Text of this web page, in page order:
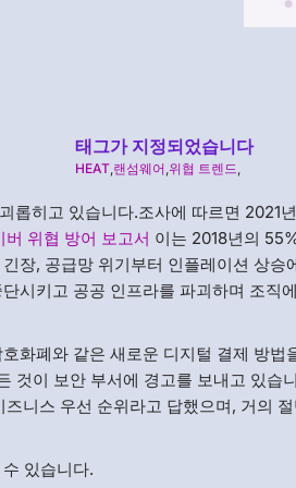
태그가 지정되었습니다
HEAT, 랜섬웨어 위협 트렌드
롭히고 있습니다.조사에 따르면 2021
위협 방어 보고서 이는 2018년의
장, 공급망 위기부터 인플레이션 상승
시키고 공공 인프라를 파괴하며 조직
화폐와 같은 새로운 디지털 결제 방법
것이 보안 부서에 경고를 보내고 있습
니스 우선 순위라고 답했으며, 거의
있습니다.